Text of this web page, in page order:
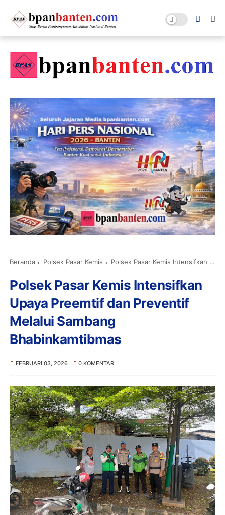
Beranda Polsek Pasar Kemis Polsek Pasar Kemis Intensifkan Upaya Preemtif dan Preventif Melalui Sambang Bhabinkamtibmas
Polsek Pasar Kemis Intensifkan
Upaya Preemtif dan Preventif
Melalui Sambang
Bhabinkamtibmas
FEBRUARI 03, 2026 0 KOMENTAR